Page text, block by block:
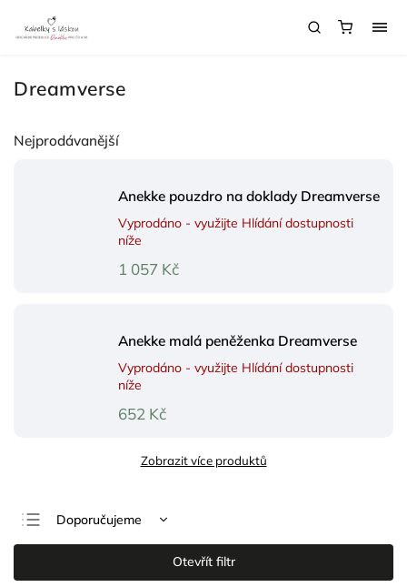
Dreamverse
Nejprodávanější
Anekke pouzdro na doklady Dreamverse
Vyprodáno - využijte Hlídání dostupnosti
níže
1 057 Kč
Anekke malá peněženka Dreamverse
Vyprodáno - využijte Hlídání dostupnosti
níže
652 Kč
Zobrazit více produktů
Doporučujeme
Nejlevnější
Nejdražší
Otevřít filtr